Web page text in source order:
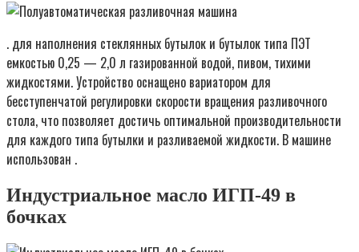
. для наполнения стеклянных бутылок и бутылок типа ПЭТ
емкостью 0,25 — 2,0 л газированной водой, пивом, тихими
жидкостями. Устройство оснащено вариатором для
бесступенчатой регулировки скорости вращения разливочного
стола, что позволяет достичь оптимальной производительности
для каждого типа бутылки и разливаемой жидкости. В машине
использован .
Индустриальное масло ИГП-49 в
бочках